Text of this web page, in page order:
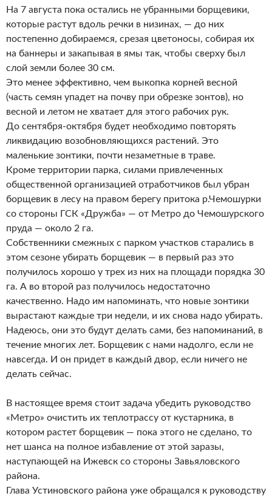
На 7 августа пока остались не убранными борщевики,
которые растут вдоль речки в низинах, — до них
постепенно добираемся, срезая цветоносы, собирая их
на баннеры и закапывая в ямы так, чтобы сверху был
слой земли более 30 см.
Это менее эффективно, чем выкопка корней весной
(часть семян упадет на почву при обрезке зонтов), но
весной и летом не хватает для этого рабочих рук.
До сентября-октября будет необходимо повторять
ликвидацию возобновляющихся растений. Это
маленькие зонтики, почти незаметные в траве.
Кроме территории парка, силами привлеченных
общественной организацией отработчиков был убран
борщевик в лесу на правом берегу притока р.Чемошурки
со стороны ГСК «Дружба» — от Метро до Чемошурского
пруда — около 2 га.
Собственники смежных с парком участков старались в
этом сезоне убирать борщевик — в первый раз это
получилось хорошо у трех из них на площади порядка 30
га. А во второй раз получилось недостаточно
качественно. Надо им напоминать, что новые зонтики
вырастают каждые три недели, и их снова надо убирать.
Надеюсь, они это будут делать сами, без напоминаний, в
течение многих лет. Борщевик с нами надолго, если не
навсегда. И он придет в каждый двор, если ничего не
делать сейчас.
В настоящее время стоит задача убедить руководство
«Метро» очистить их теплотрассу от кустарника, в
котором растет борщевик — пока этого не сделано, то
нет шанса на полное избавление от этой заразы,
наступающей на Ижевск со стороны Завьяловского
района.
Глава Устиновского района уже обращался к руководству